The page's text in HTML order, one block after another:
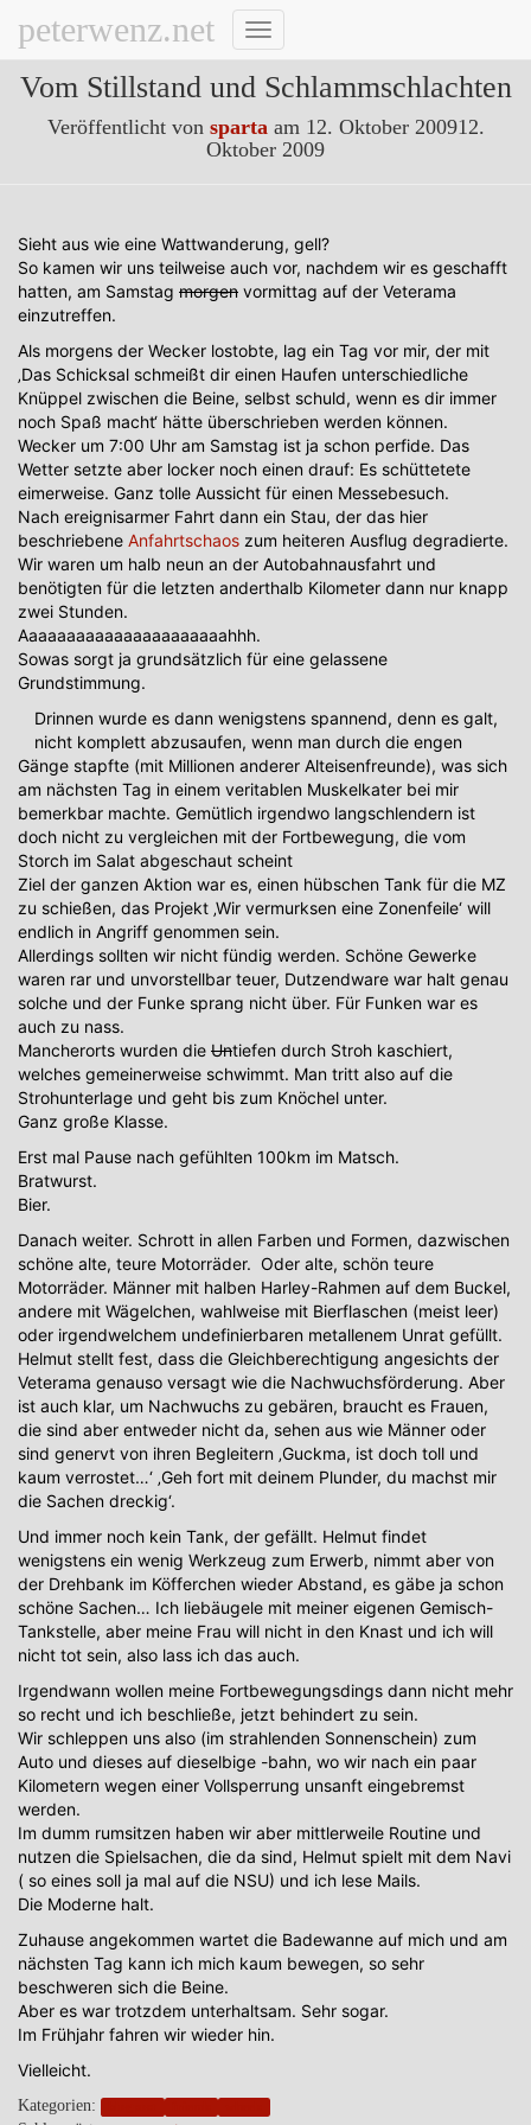
peterwenz.net
Navigation
umschalten
Vom Stillstand und Schlammschlachten
Veröffentlicht von spartaam 12. Oktober 200912.
Oktober 2009
Sieht aus wie eine Wattwanderung, gell?
So kamen wir uns teilweise auch vor, nachdem wir es geschafft
hatten, am Samstag morgen vormittag auf der Veterama
einzutreffen.
Als morgens der Wecker lostobte, lag ein Tag vor mir, der mit
‚Das Schicksal schmeißt dir einen Haufen unterschiedliche
Knüppel zwischen die Beine, selbst schuld, wenn es dir immer
noch Spaß macht‘ hätte überschrieben werden können.
Wecker um 7:00 Uhr am Samstag ist ja schon perfide. Das
Wetter setzte aber locker noch einen drauf: Es schüttetete
eimerweise. Ganz tolle Aussicht für einen Messebesuch.
Nach ereignisarmer Fahrt dann ein Stau, der das hier
beschriebene Anfahrtschaos zum heiteren Ausflug degradierte.
Wir waren um halb neun an der Autobahnausfahrt und
benötigten für die letzten anderthalb Kilometer dann nur knapp
zwei Stunden.
Aaaaaaaaaaaaaaaaaaaaaahhh.
Sowas sorgt ja grundsätzlich für eine gelassene
Grundstimmung.
Drinnen wurde es dann wenigstens spannend, denn es galt,
nicht komplett abzusaufen, wenn man durch die engen
Gänge stapfte (mit Millionen anderer Alteisenfreunde), was sich
am nächsten Tag in einem veritablen Muskelkater bei mir
bemerkbar machte. Gemütlich irgendwo langschlendern ist
doch nicht zu vergleichen mit der Fortbewegung, die vom
Storch im Salat abgeschaut scheint
Ziel der ganzen Aktion war es, einen hübschen Tank für die MZ
zu schießen, das Projekt ‚Wir vermurksen eine Zonenfeile‘ will
endlich in Angriff genommen sein.
Allerdings sollten wir nicht fündig werden. Schöne Gewerke
waren rar und unvorstellbar teuer, Dutzendware war halt genau
solche und der Funke sprang nicht über. Für Funken war es
auch zu nass.
Mancherorts wurden die Untiefen durch Stroh kaschiert,
welches gemeinerweise schwimmt. Man tritt also auf die
Strohunterlage und geht bis zum Knöchel unter.
Ganz große Klasse.
Erst mal Pause nach gefühlten 100km im Matsch.
Bratwurst.
Bier.
Danach weiter. Schrott in allen Farben und Formen, dazwischen
schöne alte, teure Motorräder. Oder alte, schön teure
Motorräder. Männer mit halben Harley-Rahmen auf dem Buckel,
andere mit Wägelchen, wahlweise mit Bierflaschen (meist leer)
oder irgendwelchem undefinierbaren metallenem Unrat gefüllt.
Helmut stellt fest, dass die Gleichberechtigung angesichts der
Veterama genauso versagt wie die Nachwuchsförderung. Aber
ist auch klar, um Nachwuchs zu gebären, braucht es Frauen,
die sind aber entweder nicht da, sehen aus wie Männer oder
sind genervt von ihren Begleitern ‚Guckma, ist doch toll und
kaum verrostet…‘ ‚Geh fort mit deinem Plunder, du machst mir
die Sachen dreckig‘.
Und immer noch kein Tank, der gefällt. Helmut findet
wenigstens ein wenig Werkzeug zum Erwerb, nimmt aber von
der Drehbank im Köfferchen wieder Abstand, es gäbe ja schon
schöne Sachen… Ich liebäugele mit meiner eigenen Gemisch-
Tankstelle, aber meine Frau will nicht in den Knast und ich will
nicht tot sein, also lass ich das auch.
Irgendwann wollen meine Fortbewegungsdings dann nicht mehr
so recht und ich beschließe, jetzt behindert zu sein.
Wir schleppen uns also (im strahlenden Sonnenschein) zum
Auto und dieses auf dieselbige -bahn, wo wir nach ein paar
Kilometern wegen einer Vollsperrung unsanft eingebremst
werden.
Im dumm rumsitzen haben wir aber mittlerweile Routine und
nutzen die Spielsachen, die da sind, Helmut spielt mit dem Navi
( so eines soll ja mal auf die NSU) und ich lese Mails.
Die Moderne halt.
Zuhause angekommen wartet die Badewanne auf mich und am
nächsten Tag kann ich mich kaum bewegen, so sehr
beschweren sich die Beine.
Aber es war trotzdem unterhaltsam. Sehr sogar.
Im Frühjahr fahren wir wieder hin.
Vielleicht.
Kategorien: